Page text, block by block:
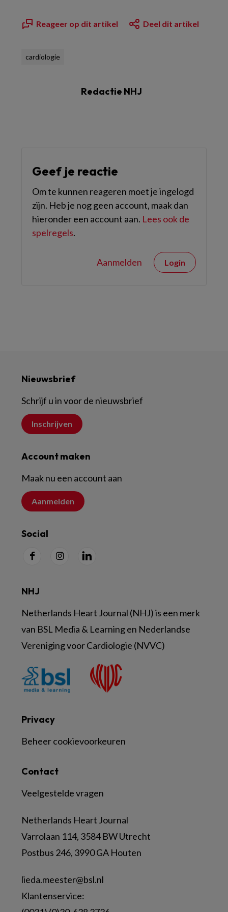
Reageer op dit artikel Deel dit artikel
cardiologie
Redactie NHJ
Geef je reactie
Om te kunnen reageren moet je ingelogd
zijn. Heb je nog geen account, maak dan
hieronder een account aan. Lees ook de
spelregels.
Aanmelden Login
Nieuwsbrief
Schrijf u in voor de nieuwsbrief
Inschrijven
Account maken
Maak nu een account aan
Aanmelden
Social
Contact
Veelgestelde vragen
Netherlands Heart Journal
Varrolaan 114, 3584 BW Utrecht
Postbus 246, 3990 GA Houten
lieda.meester@bsl.nl
Klantenservice:
Privacy
Beheer cookievoorkeuren
NHJ
Netherlands Heart Journal (NHJ) is een merk
van BSL Media & Learning en Nederlandse
Vereniging voor Cardiologie (NVVC)